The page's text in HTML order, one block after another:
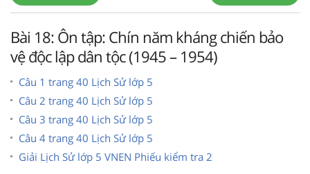
Bài 18: Ôn tập: Chín năm kháng chiến bảo
vệ độc lập dân tộc (1945 – 1954)
Câu 1 trang 40 Lịch Sử lớp 5
Câu 2 trang 40 Lịch Sử lớp 5
Câu 3 trang 40 Lịch Sử lớp 5
Câu 4 trang 40 Lịch Sử lớp 5
Giải Lịch Sử lớp 5 VNEN Phiếu kiểm tra 2